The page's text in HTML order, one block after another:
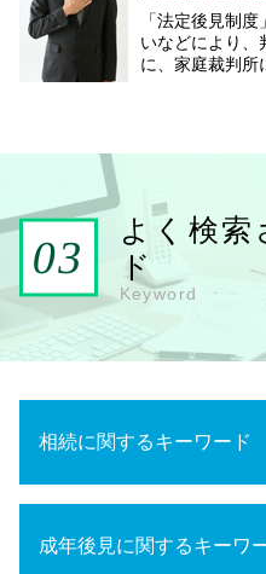
「法定後見制
いなどにより、
に、家庭裁判
よく検
ド
Keyword
相続に関するキーワード
公正証書 遺言費用
成年後見に関するキーワ